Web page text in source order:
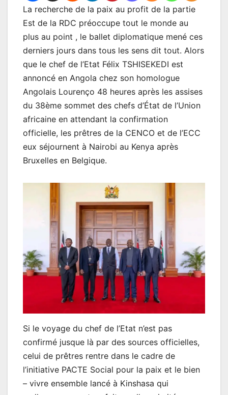
La recherche de la paix au profit de la partie
Est de la RDC préoccupe tout le monde au
plus au point , le ballet diplomatique mené ces
derniers jours dans tous les sens dit tout. Alors
que le chef de l’Etat Félix TSHISEKEDI est
annoncé en Angola chez son homologue
Angolais Lourenço 48 heures après les assises
du 38ème sommet des chefs d’État de l’Union
africaine en attendant la confirmation
officielle, les prêtres de la CENCO et de l’ECC
eux séjournent à Nairobi au Kenya après
Bruxelles en Belgique.
Si le voyage du chef de l’Etat n’est pas
confirmé jusque là par des sources officielles,
celui de prêtres rentre dans le cadre de
l’initiative PACTE Social pour la paix et le bien
– vivre ensemble lancé à Kinshasa qui